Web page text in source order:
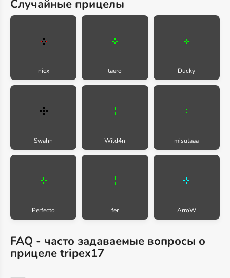
Случайные прицелы
nicx taero Ducky
Swahn Wild4n misutaaa
Perfecto fer ArroW
FAQ - часто задаваемые вопросы о
прицеле tripex17